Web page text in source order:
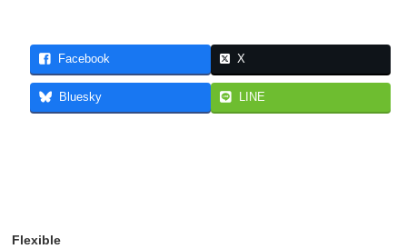
Facebook X
Bluesky LINE
Flexible